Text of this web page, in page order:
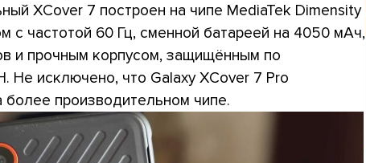
XCover 7 построен на чипе MediaTek Dimensity
с частотой 60 Гц, сменной батареей на 4050 мАч,
и прочным корпусом, защищённым по
Не исключено, что Galaxy XCover 7 Pro
более производительном чипе.